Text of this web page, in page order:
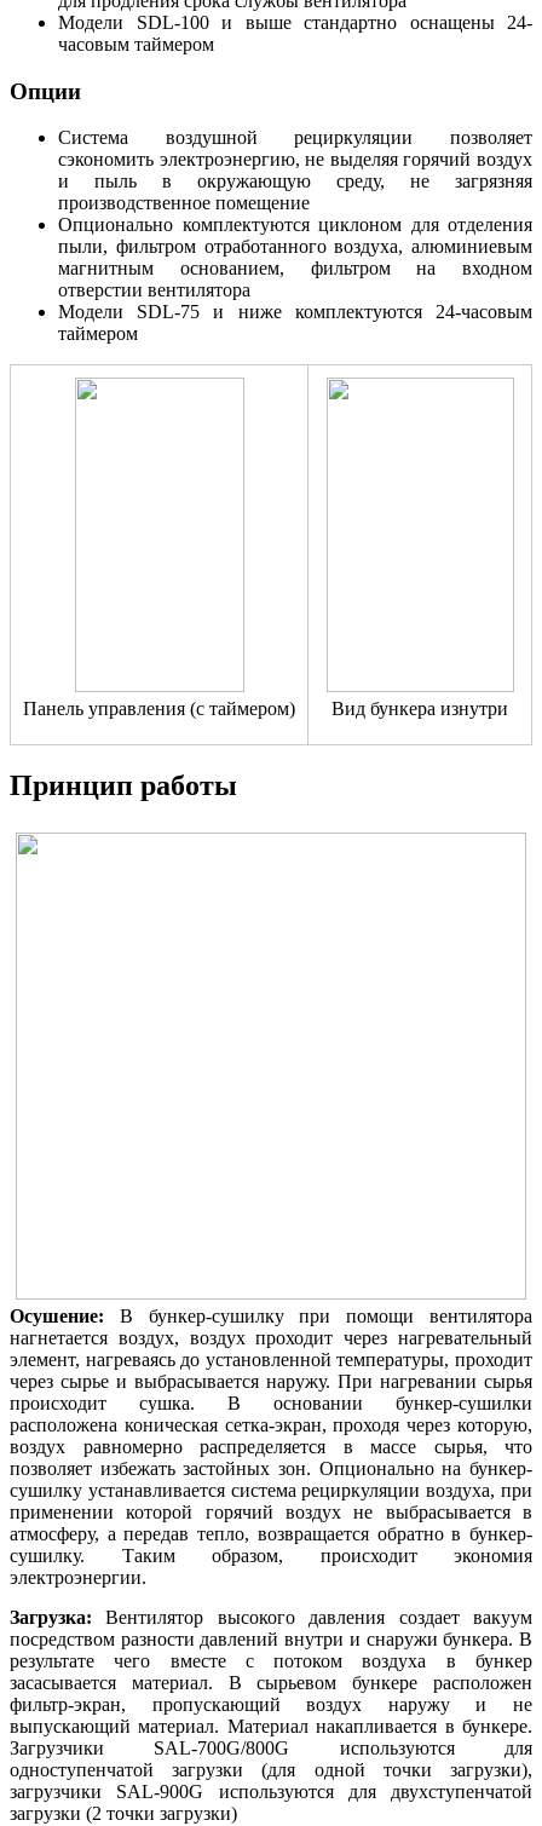
Модели SDL-100 и выше стандартно оснащены 24-
часовым таймером
Опции
Система воздушной рециркуляции позволяет
сэкономить электроэнергию, не выделяя горячий воздух
и пыль в окружающую среду, не загрязняя
производственное помещение
Опционально комплектуются циклоном для отделения
пыли, фильтром отработанного воздуха, алюминиевым
магнитным основанием, фильтром на входном
отверстии вентилятора
Модели SDL-75 и ниже комплектуются 24-часовым
таймером
Панель управления (с таймером) Вид бункера изнутри
Принцип работы
Осушение: В бункер-сушилку при помощи вентилятора
нагнетается воздух, воздух проходит через нагревательный
элемент, нагреваясь до установленной температуры, проходит
через сырье и выбрасывается наружу. При нагревании сырья
происходит сушка. В основании бункер-сушилки
расположена коническая сетка-экран, проходя через которую,
воздух равномерно распределяется в массе сырья, что
позволяет избежать застойных зон. Опционально на бункер-
сушилку устанавливается система рециркуляции воздуха, при
применении которой горячий воздух не выбрасывается в
атмосферу, а передав тепло, возвращается обратно в бункер-
сушилку. Таким образом, происходит экономия
электроэнергии.
Загрузка: Вентилятор высокого давления создает вакуум
посредством разности давлений внутри и снаружи бункера. В
результате чего вместе с потоком воздуха в бункер
засасывается материал. В сырьевом бункере расположен
фильтр-экран, пропускающий воздух наружу и не
выпускающий материал. Материал накапливается в бункере.
Загрузчики SAL-700G/800G используются для
одноступенчатой загрузки (для одной точки загрузки),
загрузчики SAL-900G используются для двухступенчатой
загрузки (2 точки загрузки)